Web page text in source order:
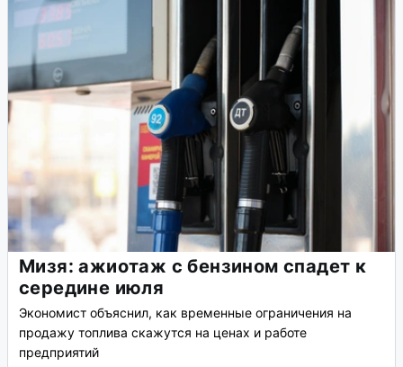
Мизя: ажиотаж с бензином спадет к
середине июля
Экономист объяснил, как временные ограничения на
продажу топлива скажутся на ценах и работе
предприятий